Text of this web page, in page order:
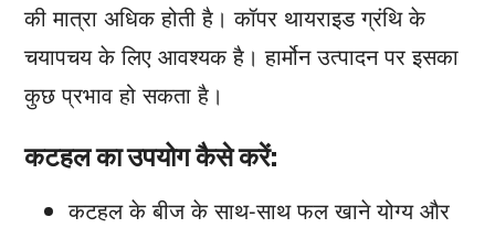
की मात्रा अधिक होती है। कॉपर थायराइड ग्रंथि के
चयापचय के लिए आवश्यक है। हार्मोन उत्पादन पर इसका
कुछ प्रभाव हो सकता है।
कटहल का उपयोग कैसे करें:
कटहल के बीज के साथ-साथ फल खाने योग्य और